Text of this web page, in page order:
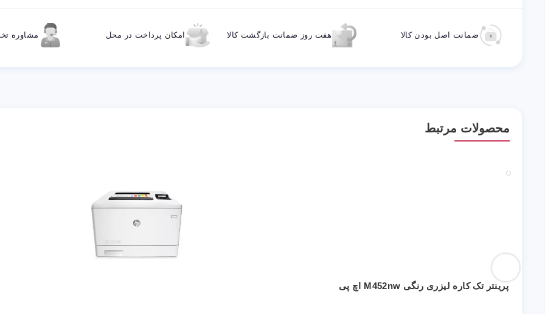
ضمانت اصل بودن کالا هفت روز ضمانت بازگشت کالا امکان پرداخت در محل مشاوره
محصولات مرتبط
پرینتر تک کاره لیزری رنگی M452nw اچ پی